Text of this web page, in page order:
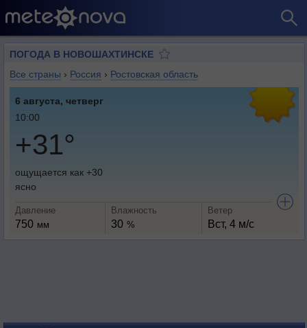
ПОГОДА В НОВОШАХТИНСКЕ
Все страны › Россия › Ростовская область
6 августа, четверг
10:00
+31°
ощущается как +30
ясно
Давление
750 мм
Влажность
30 %
Ветер
Вст, 4 м/с